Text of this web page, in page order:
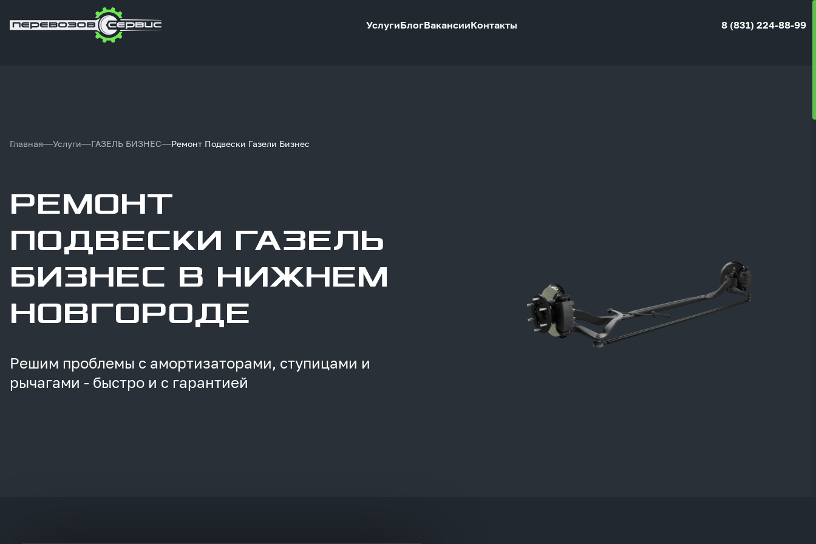
УслугиБлогВакансииКонтакты 8 (831) 224-88-99
Главная Услуги ГАЗЕЛЬ БИЗНЕС Ремонт Подвески Газели Бизнес
РЕМОНТ
ПОДВЕСКИ ГАЗЕЛЬ
БИЗНЕС В НИЖНЕМ
НОВГОРОДЕ
Решим проблемы с амортизаторами, ступицами и
рычагами - быстро и с гарантией